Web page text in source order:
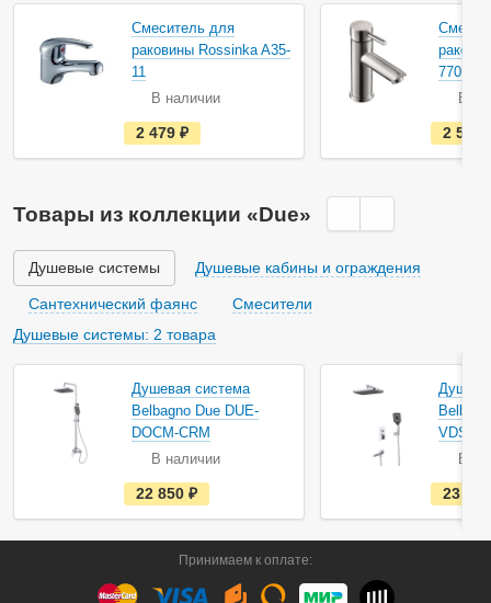
Смеситель для
раковины Rossinka A35-
11
В наличии
е
с
т
а
ч
и
и
2 479
77013
В
2 502
Товары из коллекции «Due»
Душевые системы Душевые кабины и ограждения
Сантехнический фаянс
Смесители
Душевые системы: 2 товара
Душевая система
Belbagno Due DUE-
DOCM-CRM
В наличии
е
с
т
н
л
22 850
В
23
Принимаем к оплате: